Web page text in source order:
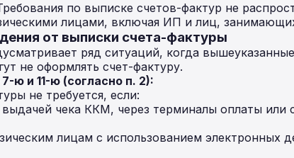
по выписке счетов-фактур не
лицами, включая ИП и лиц,
от выписки счета-фактуры
ряд ситуаций, когда
не оформлять счет-фактуру.
ю и 11-ю (согласно п. 2):
не требуется, если:
выдачей чека ККМ, через терминалы оплаты или
лицам с использованием электронных